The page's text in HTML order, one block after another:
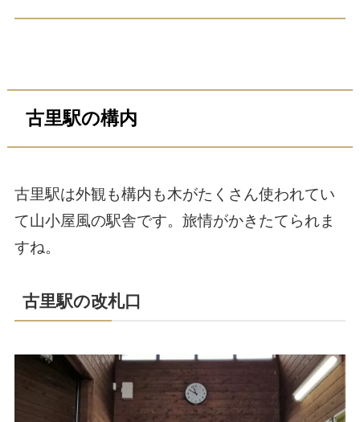
古里駅の構内
古里駅は外観も構内も木がたくさん使われてい
て山小屋風の駅舎です。旅情がかきたてられま
すね。
古里駅の改札口